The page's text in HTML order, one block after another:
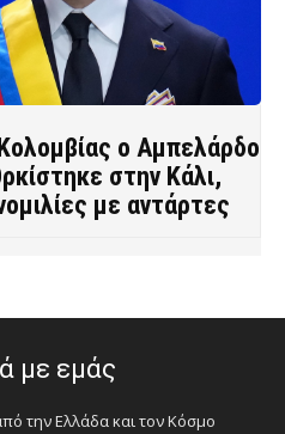
ο Αμπελάρδο
στην Κάλι,
με αντάρτες
με εμάς
την Ελλάδα και τον Κόσμο